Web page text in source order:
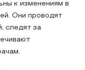
к изменениям в
Они проводят
следят за